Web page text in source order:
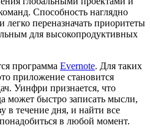
Способность наглядно
легко переназначать приоритеты
для высокопродуктивных
программа Evernote. Для таких
приложение становится
Уинфри признается, что
может быстро записать мысли,
в течение дня, и найти все
в любой момент.